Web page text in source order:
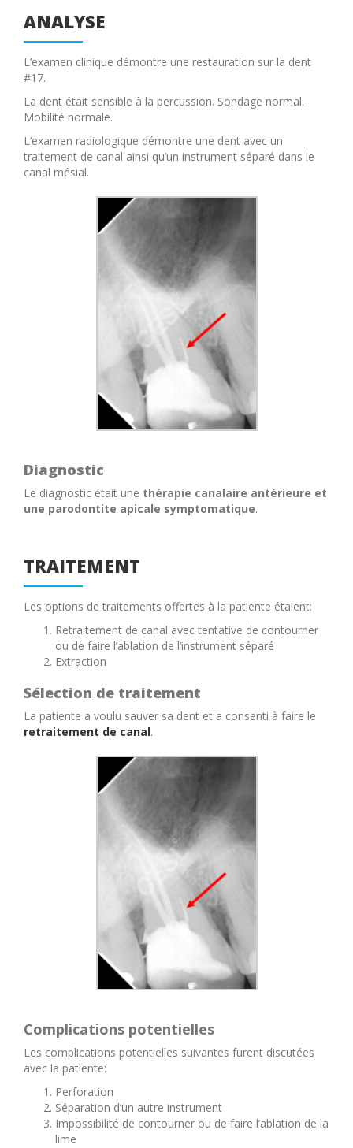
ANALYSE
L’examen clinique démontre une restauration sur la dent
#17.
La dent était sensible à la percussion. Sondage normal.
Mobilité normale.
L’examen radiologique démontre une dent avec un
traitement de canal ainsi qu’un instrument séparé dans le
canal mésial.
Diagnostic
Le diagnostic était une thérapie canalaire antérieure et
une parodontite apicale symptomatique.
TRAITEMENT
Les options de traitements offertes à la patiente étaient:
Retraitement de canal avec tentative de contourner
ou de faire l’ablation de l’instrument séparé
Extraction
Sélection de traitement
La patiente a voulu sauver sa dent et a consenti à faire le
retraitement de canal.
Complications potentielles
Les complications potentielles suivantes furent discutées
avec la patiente:
Perforation
Séparation d’un autre instrument
Impossibilité de contourner ou de faire l’ablation de la
lime